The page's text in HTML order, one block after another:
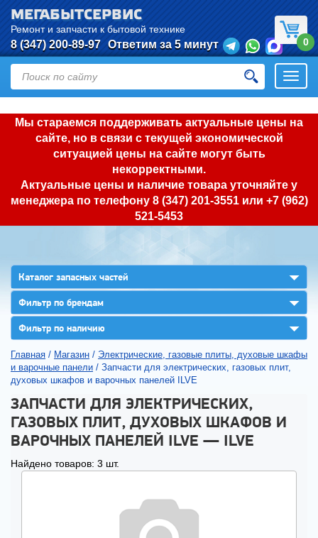
Мы стараемся поддерживать актуальные цены на
сайте, но в связи с текущей экономической
ситуацией цены на сайте могут быть
некорректными.
Актуальные цены и наличие товара уточняйте у
менеджера по телефону 8 (347) 201-3551или +7 (962)
521-5453
МЕГАБЫТСЕРВИС
Ремонт и запчасти к бытовой технике
8 (347) 200-89-97 Ответим за 5 минут 0
Каталог запасных частей ▼
Фильтр по брендам ▼
Фильтр по наличию ▼
Главная / Магазин / Электрические, газовые плиты, духовые шкафы
и варочные панели / Запчасти для электрических, газовых плит,
духовых шкафов и варочных панелей ILVE
ЗАПЧАСТИ ДЛЯ ЭЛЕКТРИЧЕСКИХ,
ГАЗОВЫХ ПЛИТ, ДУХОВЫХ ШКАФОВ И
ВАРОЧНЫХ ПАНЕЛЕЙ ILVE — ILVE
Найдено товаров: 3 шт.